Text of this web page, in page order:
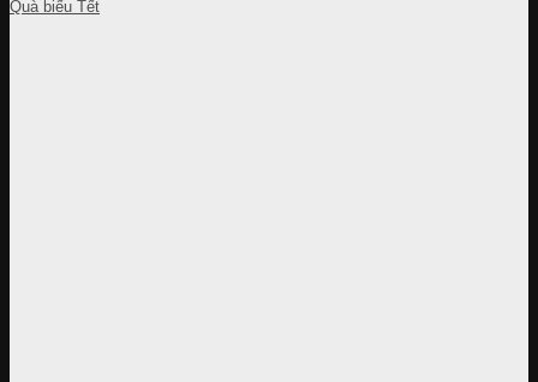
Quà biếu Tết